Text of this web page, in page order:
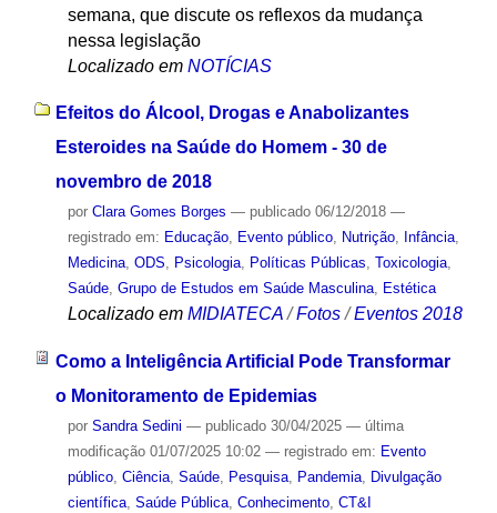
semana, que discute os reflexos da mudança
nessa legislação
Localizado em NOTÍCIAS
Efeitos do Álcool, Drogas e Anabolizantes
Esteroides na Saúde do Homem - 30 de
novembro de 2018
por Clara Gomes Borges — publicado06/12/2018 —
registrado em: Educação, Evento público, Nutrição, Infância,
Medicina, ODS, Psicologia, Políticas Públicas, Toxicologia,
Saúde, Grupo de Estudos em Saúde Masculina, Estética
Localizado em MIDIATECA /Fotos /Eventos 2018
Como a Inteligência Artificial Pode Transformar
o Monitoramento de Epidemias
por Sandra Sedini — publicado30/04/2025 — última
modificação01/07/2025 10:02 — registrado em: Evento
público, Ciência, Saúde, Pesquisa, Pandemia, Divulgação
científica, Saúde Pública, Conhecimento, CT&I